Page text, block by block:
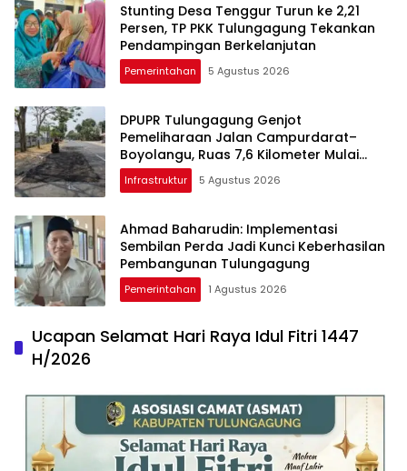
Stunting Desa Tenggur Turun ke 2,21
Persen, TP PKK Tulungagung Tekankan
Pendampingan Berkelanjutan
Pemerintahan 5 Agustus 2026
DPUPR Tulungagung Genjot
Pemeliharaan Jalan Campurdarat–
Boyolangu, Ruas 7,6 Kilometer Mulai
Diperbaiki
Infrastruktur 5 Agustus 2026
Ahmad Baharudin: Implementasi
Sembilan Perda Jadi Kunci Keberhasilan
Pembangunan Tulungagung
Pemerintahan 1 Agustus 2026
Ucapan Selamat Hari Raya Idul Fitri 1447
H/2026